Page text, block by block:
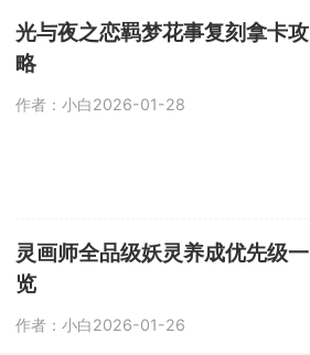
光与夜之恋羁梦花事复刻拿卡攻
略
作者：小白2026-01-28
灵画师全品级妖灵养成优先级一
览
作者：小白2026-01-26